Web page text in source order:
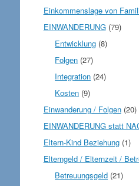
Einkommenslage von
EINWANDERUNG(79)
Entwicklung (8)
Folgen (27)
Integration (24)
Kosten (9)
Einwanderung / Folgen(20)
EINWANDERUNG statt
Eltern-Kind Beziehung(1)
Elterngeld / Elternzeit /
Betreuungsgeld (21)